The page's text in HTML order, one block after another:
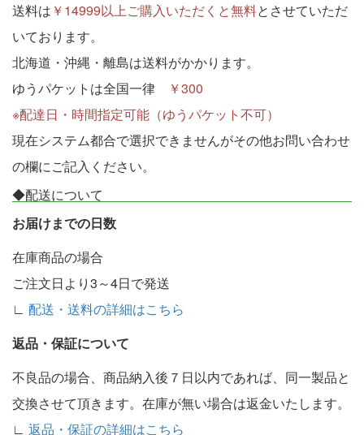
送料は ￥14999以上ご購入いただくと無料とさせていただ
いております。
北海道・沖縄・離島は送料がかかります。
ゆうパケットは全国一律
￥300
※配達日・時間指定可能（ゆうパケット不可）
現在システム都合で選択できませんがその他お問い合わせ
の欄にご記入ください。
◆配送について
お届けまでの日数
在庫商品の場合
ご注文日より3～4日で発送
∟ 配送・送料の詳細はこちら
返品・保証について
不良品の場合、商品納入後７日以内であれば、同一製品と
交換させて頂きます。在庫が無い場合は返金いたします。
∟ 返品・保証の詳細はこちら